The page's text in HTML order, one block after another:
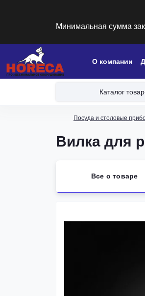
Минимальная сумма
О компании
Каталог
Посуда и столовые
Вилка для
Все о товаре